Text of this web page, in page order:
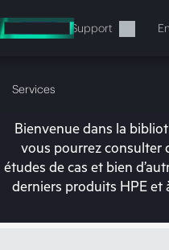
au
contenu
Support
Services
Votre
Bienvenue dans la
vous pourrez consulter
études de cas et bien
derniers produits HPE et